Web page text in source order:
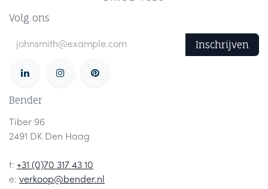
Volg ons
Inschrijven
Bender
Tiber 96
2491 DK Den Haag
t: +31 (0)70 317 43 10
e: verkoop@bender.nl